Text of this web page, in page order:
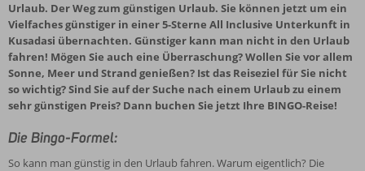
Urlaub. Der Weg zum günstigen Urlaub. Sie können jetzt um ein
Vielfaches günstiger in einer 5-Sterne All Inclusive Unterkunft in
Kusadasi übernachten. Günstiger kann man nicht in den Urlaub
fahren! Mögen Sie auch eine Überraschung? Wollen Sie vor allem
Sonne, Meer und Strand genießen? Ist das Reiseziel für Sie nicht
so wichtig? Sind Sie auf der Suche nach einem Urlaub zu einem
sehr günstigen Preis? Dann buchen Sie jetzt Ihre BINGO-Reise!
Die Bingo-Formel:
So kann man günstig in den Urlaub fahren. Warum eigentlich? Die